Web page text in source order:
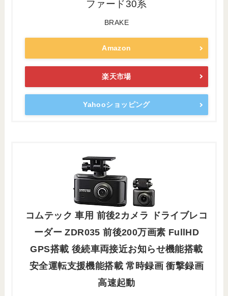
ファード30系
BRAKE
Amazon
楽天市場
Yahooショッピング
コムテック 車用 前後2カメラ ドライブレコ
ーダー ZDR035 前後200万画素 FullHD
GPS搭載 後続車両接近お知らせ機能搭載
安全運転支援機能搭載 常時録画 衝撃録画
高速起動